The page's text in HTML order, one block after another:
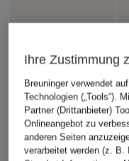
Ihre Zustimmung
Breuninger verwendet
Technologien („Tools“).
Partner (Drittanbieter)
Onlineangebot zu
anderen Seiten
verarbeitet werden (z. B.